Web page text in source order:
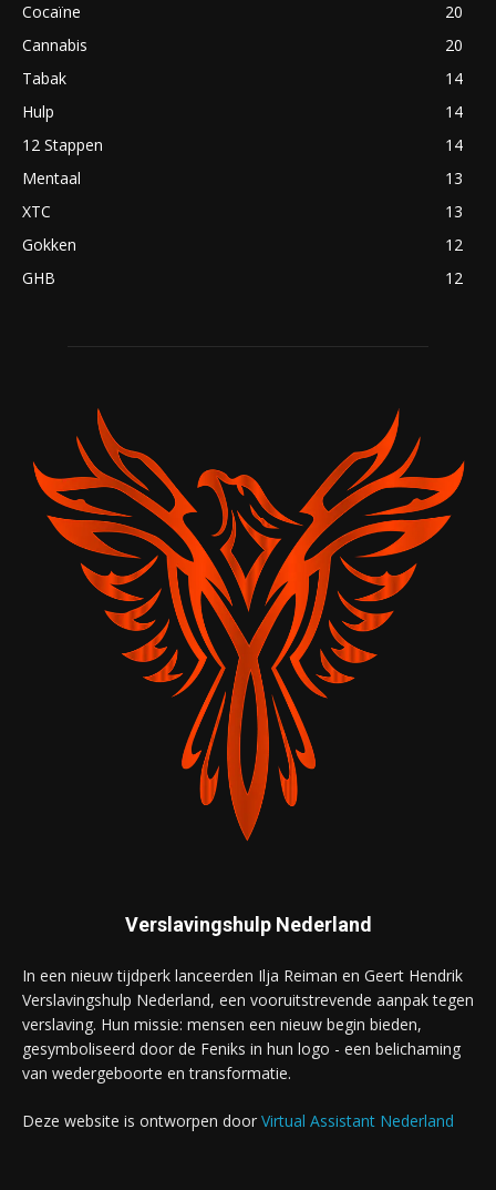
Cocaïne
20
Cannabis
20
Tabak
14
Hulp
14
12 Stappen
14
Mentaal
13
XTC
13
Gokken
12
GHB
12
Verslavingshulp Nederland
In een nieuw tijdperk lanceerden Ilja Reiman en Geert Hendrik
Verslavingshulp Nederland, een vooruitstrevende aanpak tegen
verslaving. Hun missie: mensen een nieuw begin bieden,
gesymboliseerd door de Feniks in hun logo - een belichaming
van wedergeboorte en transformatie.
Deze website is ontworpen door Virtual Assistant Nederland